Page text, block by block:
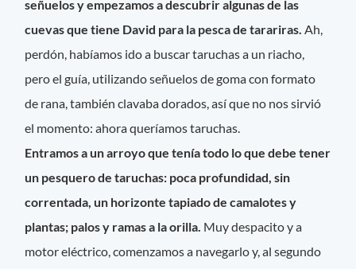
señuelos y empezamos a descubrir algunas de las
cuevas que tiene David para la pesca de tarariras. Ah,
perdón, habíamos ido a buscar taruchas a un riacho,
pero el guía, utilizando señuelos de goma con formato
de rana, también clavaba dorados, así que no nos sirvió
el momento: ahora queríamos taruchas.
Entramos a un arroyo que tenía todo lo que debe tener
un pesquero de taruchas: poca profundidad, sin
correntada, un horizonte tapiado de camalotes y
plantas; palos y ramas a la orilla. Muy despacito y a
motor eléctrico, comenzamos a navegarlo y, al segundo